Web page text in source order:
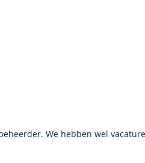
We hebben wel